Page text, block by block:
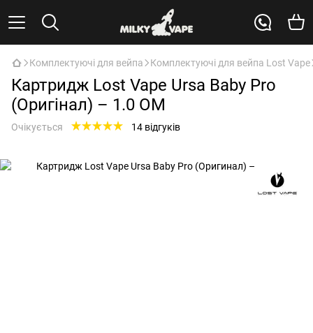
Комплектуючі для вейпа Комплектуючі для вейпа Lost Vape
Картридж Lost Vape Ursa Baby Pro
(Оригінал) – 1.0 ОМ
Очікується 14 відгуків